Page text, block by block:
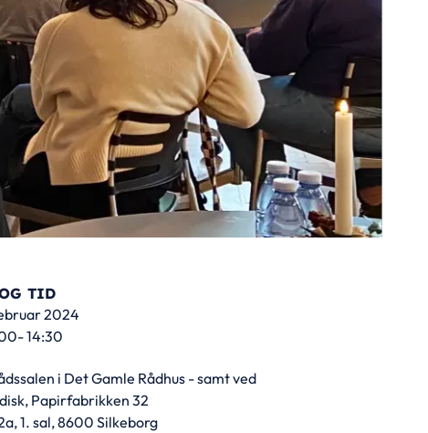
TID
2024
- 14:30
i Det Gamle Rådhus - samt ved
Papirfabrikken 32
1. sal, 8600 Silkeborg